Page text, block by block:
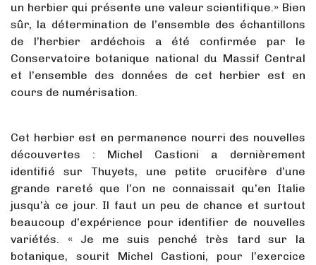
un herbier qui présente une valeur scientifique.» Bien
sûr, la détermination de l’ensemble des échantillons
de l’herbier ardéchois a été confirmée par le
Conservatoire botanique national du Massif Central
et l’ensemble des données de cet herbier est en
cours de numérisation.
Cet herbier est en permanence nourri des nouvelles
découvertes : Michel Castioni a dernièrement
identifié sur Thuyets, une petite crucifère d’une
grande rareté que l’on ne connaissait qu’en Italie
jusqu’à ce jour. Il faut un peu de chance et surtout
beaucoup d’expérience pour identifier de nouvelles
variétés. « Je me suis penché très tard sur la
botanique, sourit Michel Castioni, pour l’exercice